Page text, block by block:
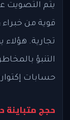
يتم التصويت
قوية من
تجارية.
التنبؤ
حسابات
حجج متباينة